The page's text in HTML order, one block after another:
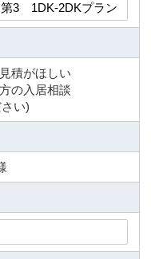
見積がほしい
の入居相談
い)